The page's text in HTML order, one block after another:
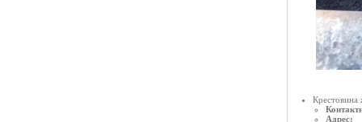
Крестовина
Адрес: